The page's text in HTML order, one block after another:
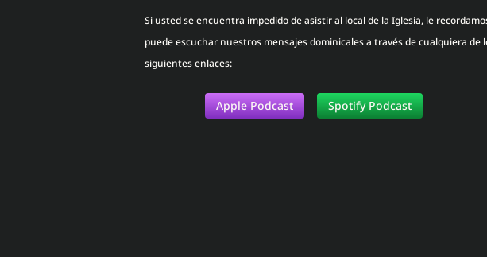
Si usted se encuentra impedido de asistir al local de la Iglesia, le
puede escuchar nuestros mensajes dominicales a través de cualquiera de
siguientes enlaces:
Apple Podcast Spotify Podcast